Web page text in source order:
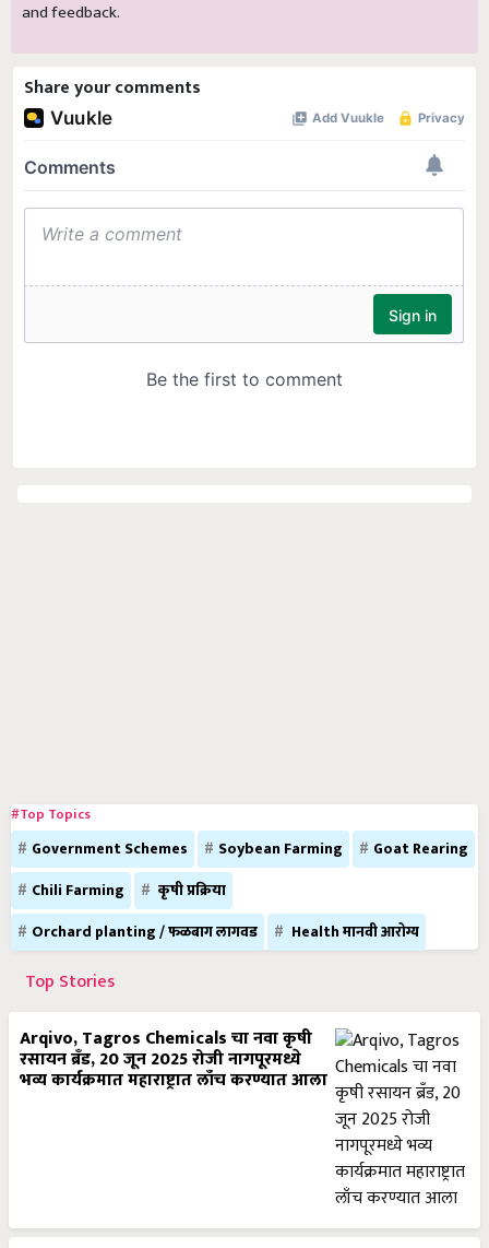
and feedback.
Share your comments
#Top Topics
Government Schemes Soybean Farming
Goat Rearing
Chili Farming
कृषी प्रक्रिया
Orchard planting / फळबाग लागवड
Health मानवी आरोग्य
Top Stories
Arqivo, Tagros Chemicals चा नवा कृषी
रसायन ब्रँड, 20 जून 2025 रोजी नागपूरमध्ये
भव्य कार्यक्रमात महाराष्ट्रात लाँच करण्यात आला